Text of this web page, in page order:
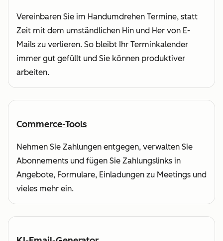
Vereinbaren Sie im Handumdrehen Termine, statt
Zeit mit dem umständlichen Hin und Her von E-
Mails zu verlieren. So bleibt Ihr Terminkalender
immer gut gefüllt und Sie können produktiver
arbeiten.
Commerce-Tools
Nehmen Sie Zahlungen entgegen, verwalten Sie
Abonnements und fügen Sie Zahlungslinks in
Angebote, Formulare, Einladungen zu Meetings und
vieles mehr ein.